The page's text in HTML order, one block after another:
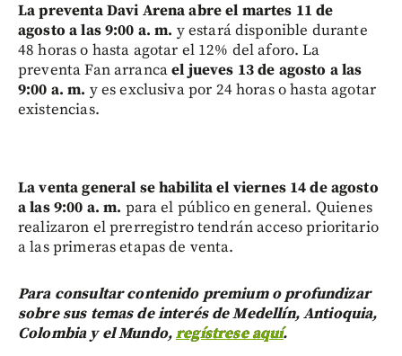
La preventa Davi Arena abre el martes 11 de
agosto a las 9:00 a. m. y estará disponible durante
48 horas o hasta agotar el 12% del aforo. La
preventa Fan arrancael jueves 13 de agosto a las
9:00 a. m. y es exclusiva por 24 horas o hasta agotar
existencias.
La venta general se habilita el viernes 14 de agosto
a las 9:00 a. m. para el público en general. Quienes
realizaron el prerregistro tendrán acceso prioritario
a las primeras etapas de venta.
Para consultar contenido premium o profundizar
sobre sus temas de interés de Medellín, Antioquia,
Colombia y el Mundo,regístrese aquí.